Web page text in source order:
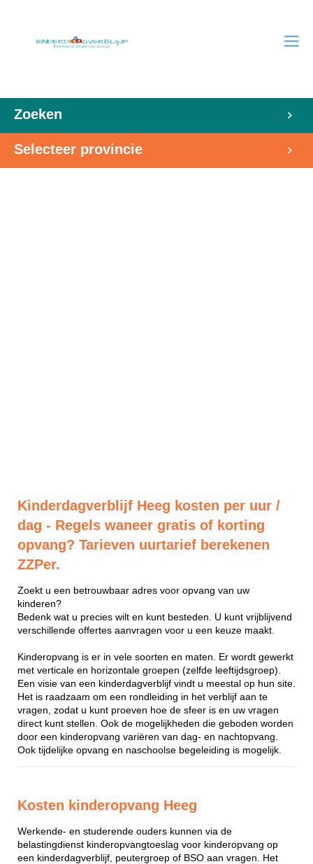
Zoeken
Selecteer provincie
Kinderdagverblijf Heeg kosten per uur /
dag - Regels waneer gratis of korting
opvang? Tarieven uurtarief berekenen
ZZPer.
Zoekt u een betrouwbaar adres voor opvang van uw
kinderen?
Bedenk wat u precies wilt en kunt besteden. U kunt vrijblijvend
verschillende offertes aanvragen voor u een keuze maakt.
Kinderopvang is er in vele soorten en maten. Er wordt gewerkt
met verticale en horizontale groepen (zelfde leeftijdsgroep).
Een visie van een kinderdagverblijf vindt u meestal op hun site.
Het is raadzaam om een rondleiding in het verblijf aan te
vragen, zodat u kunt proeven hoe de sfeer is en uw vragen
direct kunt stellen. Ook de mogelijkheden die geboden worden
door een kinderopvang variëren van dag- en nachtopvang.
Ook tijdelijke opvang en naschoolse begeleiding is mogelijk.
Kosten kinderopvang Heeg
Werkende- en studerende ouders kunnen via de
belastingdienst kinderopvangtoeslag voor kinderopvang op
een kinderdagverblijf, peutergroep of BSO aan vragen. Het